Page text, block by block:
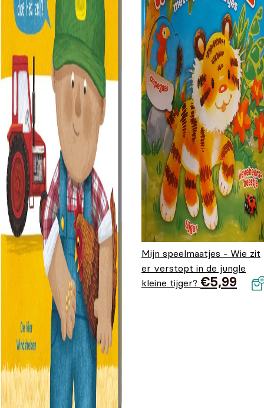
Mijn speelmaatjes - Wie zit
er verstopt in de jungle
kleine tijger? €5,99